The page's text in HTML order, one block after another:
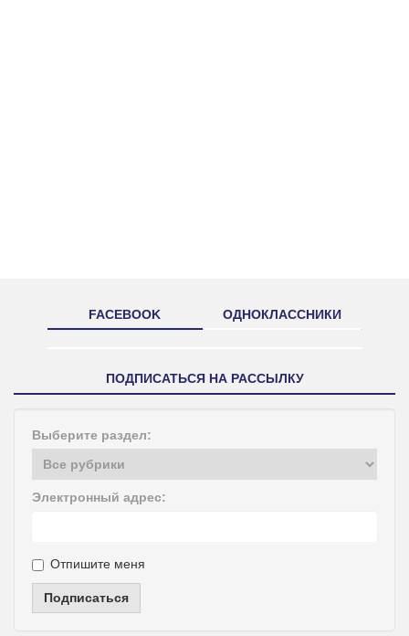
FACEBOOK ОДНОКЛАССНИКИ
ПОДПИСАТЬСЯ НА РАССЫЛКУ
Выберите раздел:
Электронный адрес:
Отпишите меня
Подписаться